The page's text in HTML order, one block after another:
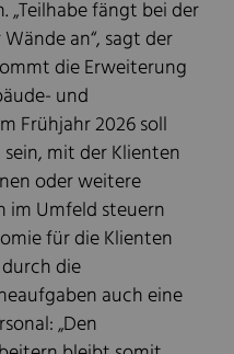
fängt bei der
an“, sagt der
die Erweiterung
und
Frühjahr 2026 soll
mit der Klienten
oder weitere
im Umfeld steuern
für die Klienten
die
auch eine
„Den